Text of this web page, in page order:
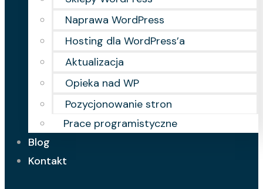
Naprawa WordPress
Hosting dla WordPress’a
Aktualizacja
Opieka nad WP
Pozycjonowanie stron
Prace programistyczne
Blog
Kontakt